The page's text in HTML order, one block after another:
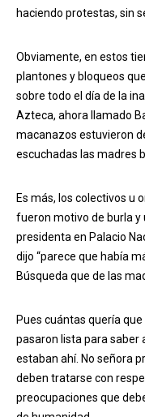
haciendo protestas, sin
Obviamente, en estos
plantones y bloqueos
sobre todo el día de la
Azteca, ahora llamado
macanazos estuvieron
escuchadas las madres
Es más, los colectivos u
fueron motivo de burla y
presidenta en Palacio
dijo “parece que había
Búsqueda que de las
Pues cuántas quería
pasaron lista para saber
estaban ahí. No señora
deben tratarse con
preocupaciones que